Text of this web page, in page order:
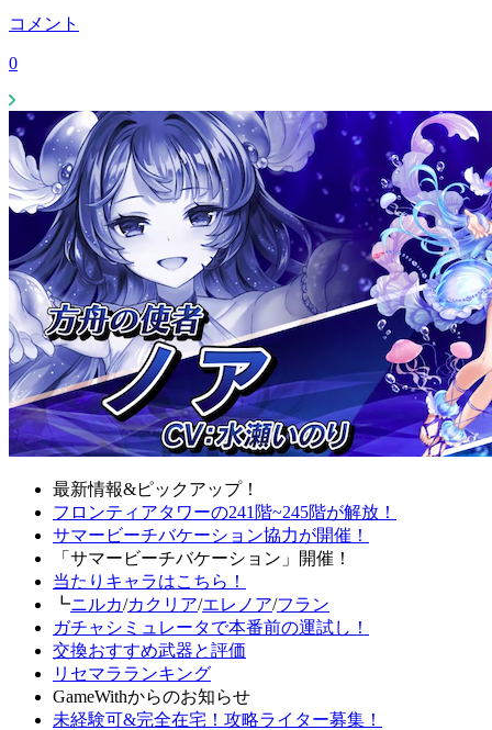
コメント
0
最新情報&ピックアップ！
フロンティアタワーの241階~245階が解放！
サマービーチバケーション協力が開催！
「サマービーチバケーション」開催！
当たりキャラはこちら！
┗ニルカ/カクリア/エレノア/フラン
ガチャシミュレータで本番前の運試し！
交換おすすめ武器と評価
リセマラランキング
GameWithからのお知らせ
未経験可&完全在宅！攻略ライター募集！